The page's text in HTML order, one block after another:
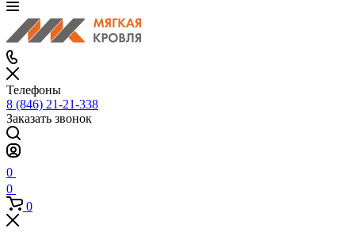
Телефоны
8 (846) 21-21-338
Заказать звонок
0
0
0